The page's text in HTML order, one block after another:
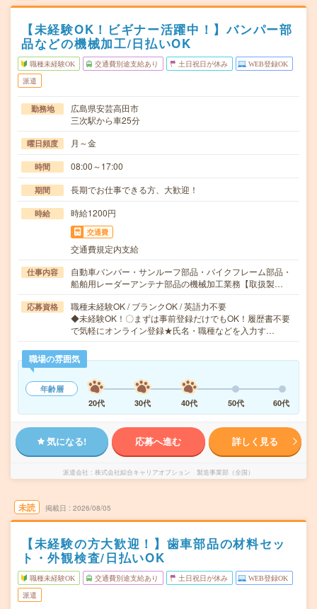
【未経験OK！ビギナー活躍中！】バンパー部
品などの機械加工/日払いOK
職種未経験OK 交通費別途支給あり 土日祝日が休み WEB登録OK
派遣
勤務地
広島県安芸高田市
三次駅から車25分
曜日頻度 月～金
時間 08:00～17:00
期間 長期でお仕事できる方、大歓迎！
時給 時給1200円
交通費
交通費規定内支給
仕事内容
自動車バンパー・サンルーフ部品・バイクフレーム部品・
船舶用レーダーアンテナ部品の機械加工業務【取扱製…
応募資格
職種未経験OK / ブランクOK / 英語力不要
◆未経験OK！〇まずは事前登録だけでもOK！履歴書不要
で気軽にオンライン登録★氏名・職種などを入力す…
職場の雰囲気
年齢層
20代
30代 40代 50代 60代
気になる! 応募へ進む 詳しく見る
派遣会社 株式会社綜合キャリアオプション 製造事業部（全国）
未読 掲載日 2026/08/05
【未経験の方大歓迎！】歯車部品の材料セッ
ト・外観検査/日払いOK
職種未経験OK 交通費別途支給あり 土日祝日が休み WEB登録OK
派遣